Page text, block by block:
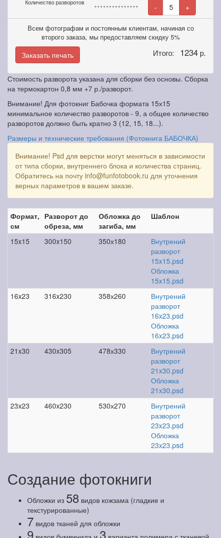
Количество разворотов - 5 +
Всем фотографам и постоянным клиентам, начиная со
второго заказа, мы предоставляем скидку 5%
Заказать печать Итого: 1234 р.
Стоимость разворота указана для сборки без основы. Сборка
на термокартон 0,8 мм +7 р./разворот.
Внимание! Для фотокниг Бабочка формата 15х15
минимальное количество разворотов - 9, а общее количество
разворотов должно быть кратно 3 (12, 15, 18...).
Размеры и технические требования (Фотокнига БАБОЧКА)
Внимание! Psd для верстки могут меняться в зависимости
от типа сборки, внутреннего блока и количества страниц.
Обратитесь на почту info@funfotobook.ru для уточнения
верных параметров в вашем заказе.
Формат,
см
Разворот до
обреза, мм
Обложка до
загиба, мм
Шаблон
15x15 300x150 350х180
Внутрений
разворот
15x15.psd
Обложка
15x15.psd
16x23
316x230 358х260
Внутрений
разворот
16x23.psd
Обложка
16x23.psd
21x30
430x305 478х330
Внутрений
разворот
21x30.psd
Обложка
21x30.psd
23x23
460x230 530х270
Внутрений
разворот
23x23.psd
Обложка
23x23.psd
Создание фотокниги
Обложки из 58 видов кожзама (гладкие и
текстурированные)
7 видов тканей для обложки
9 3